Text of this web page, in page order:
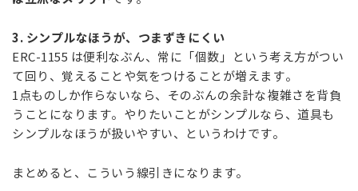
3. シンプルなほうが、つまずきにくい
ERC-1155 は便利なぶん、常に「個数」という考え方がつい
て回り、覚えることや気をつけることが増えます。
1点ものしか作らないなら、そのぶんの余計な複雑さを背負
うことになります。やりたいことがシンプルなら、道具も
シンプルなほうが扱いやすい、というわけです。
まとめると、こういう線引きになります。